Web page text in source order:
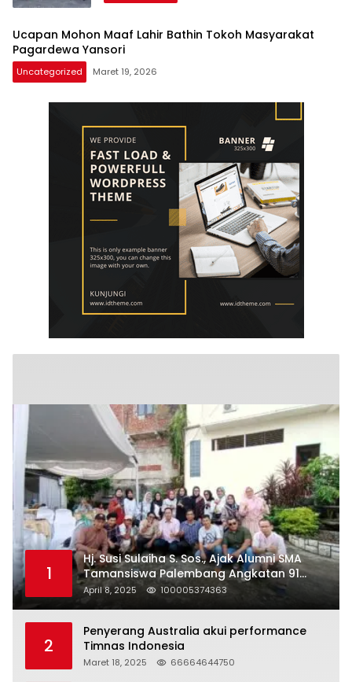
Ucapan Mohon Maaf Lahir Bathin Tokoh Masyarakat
Pagardewa Yansori
Uncategorized Maret 19, 2026
1
Hj. Susi Sulaiha S. Sos., Ajak Alumni SMA
Tamansiswa Palembang Angkatan 91
Halal Bihalal
April 8, 2025 100005374363
2
Penyerang Australia akui performance
Timnas Indonesia
Maret 18, 2025 66664644750